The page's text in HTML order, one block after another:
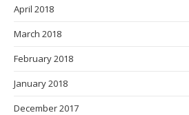
April 2018
March 2018
February 2018
January 2018
December 2017